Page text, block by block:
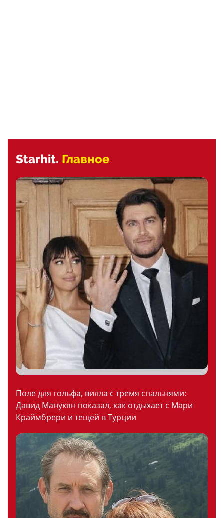
Starhit. Главное
Поле для гольфа, вилла с тремя спальнями:
Давид Манукян показал, как отдыхает с Мари
Краймбрери и тещей в Турции